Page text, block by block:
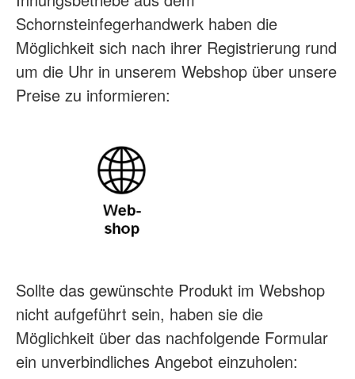
Qualitätsmanagement
Über uns
Feedback
Kontakt
Schornsteinfegerhandwerk haben die
Möglichkeit sich nach ihrer Registrierung rund
um die Uhr in unserem Webshop über unsere
Preise zu informieren:
Sollte das gewünschte Produkt im Webshop
nicht aufgeführt sein, haben sie die
Möglichkeit über das nachfolgende Formular
ein unverbindliches Angebot einzuholen: